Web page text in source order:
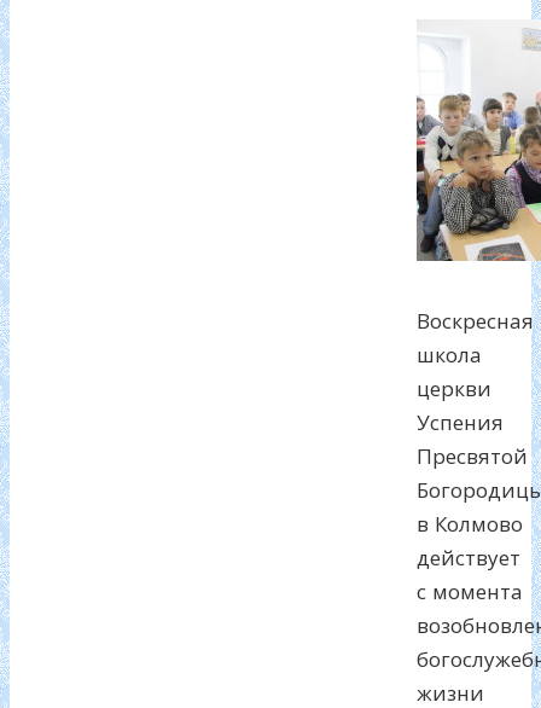
Воскресная
школа
церкви
Успения
Пресвятой
в Колмово
действует
с момента
жизни